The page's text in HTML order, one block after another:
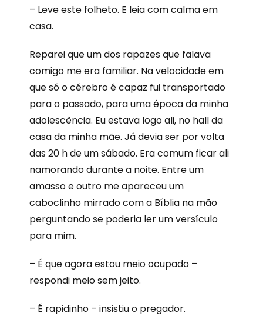
– Leve este folheto. E leia com calma em
casa.
Reparei que um dos rapazes que falava
comigo me era familiar. Na velocidade em
que só o cérebro é capaz fui transportado
para o passado, para uma época da minha
adolescência. Eu estava logo ali, no hall da
casa da minha mãe. Já devia ser por volta
das 20 h de um sábado. Era comum ficar ali
namorando durante a noite. Entre um
amasso e outro me apareceu um
caboclinho mirrado com a Bíblia na mão
perguntando se poderia ler um versículo
para mim.
– É que agora estou meio ocupado –
respondi meio sem jeito.
– É rapidinho – insistiu o pregador.